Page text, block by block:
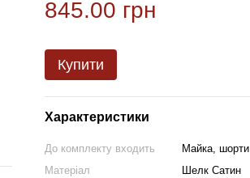
845.00 грн
Купити
Характеристики
До комплекту входить
Майка, шорти
Матеріал
Шелк Сатин